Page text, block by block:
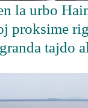
la urbo
proksime
tajdo